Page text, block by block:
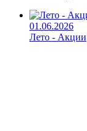
01.06.2026
Лето - Акции